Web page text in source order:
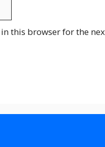
this browser for the